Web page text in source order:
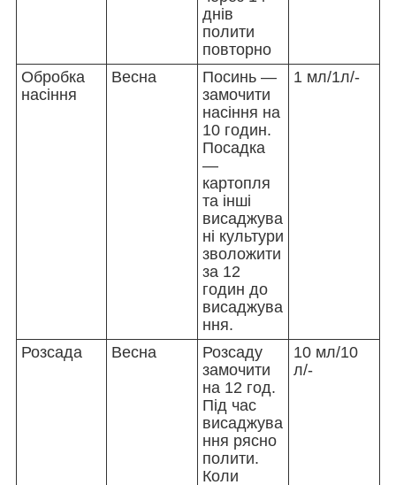
днів
полити
повторно
Обробка
насіння
Весна
Посинь —
замочити
насіння на
10 годин.
Посадка
—
картопля
та інші
висаджува
ні культури
зволожити
за 12
годин до
висаджува
ння.
1 мл/1л/-
Розсада Весна
Розсаду
замочити
на 12 год.
Під час
висаджува
ння рясно
полити.
Коли
10 мл/10
л/-